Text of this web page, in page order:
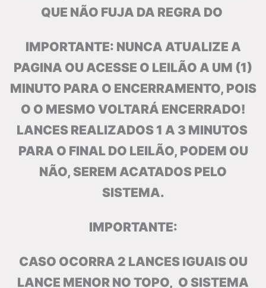
QUE NÃO FUJA DA REGRA DO
IMPORTANTE: NUNCA ATUALIZE A
PAGINA OU ACESSE O LEILÃO A UM (1)
MINUTO PARA O ENCERRAMENTO, POIS
O O MESMO VOLTARÁ ENCERRADO!
LANCES REALIZADOS 1 A 3 MINUTOS
PARA O FINAL DO LEILÃO, PODEM OU
NÃO, SEREM ACATADOS PELO
SISTEMA.
IMPORTANTE:
CASO OCORRA 2 LANCES IGUAIS OU
LANCE MENOR NO TOPO, O SISTEMA